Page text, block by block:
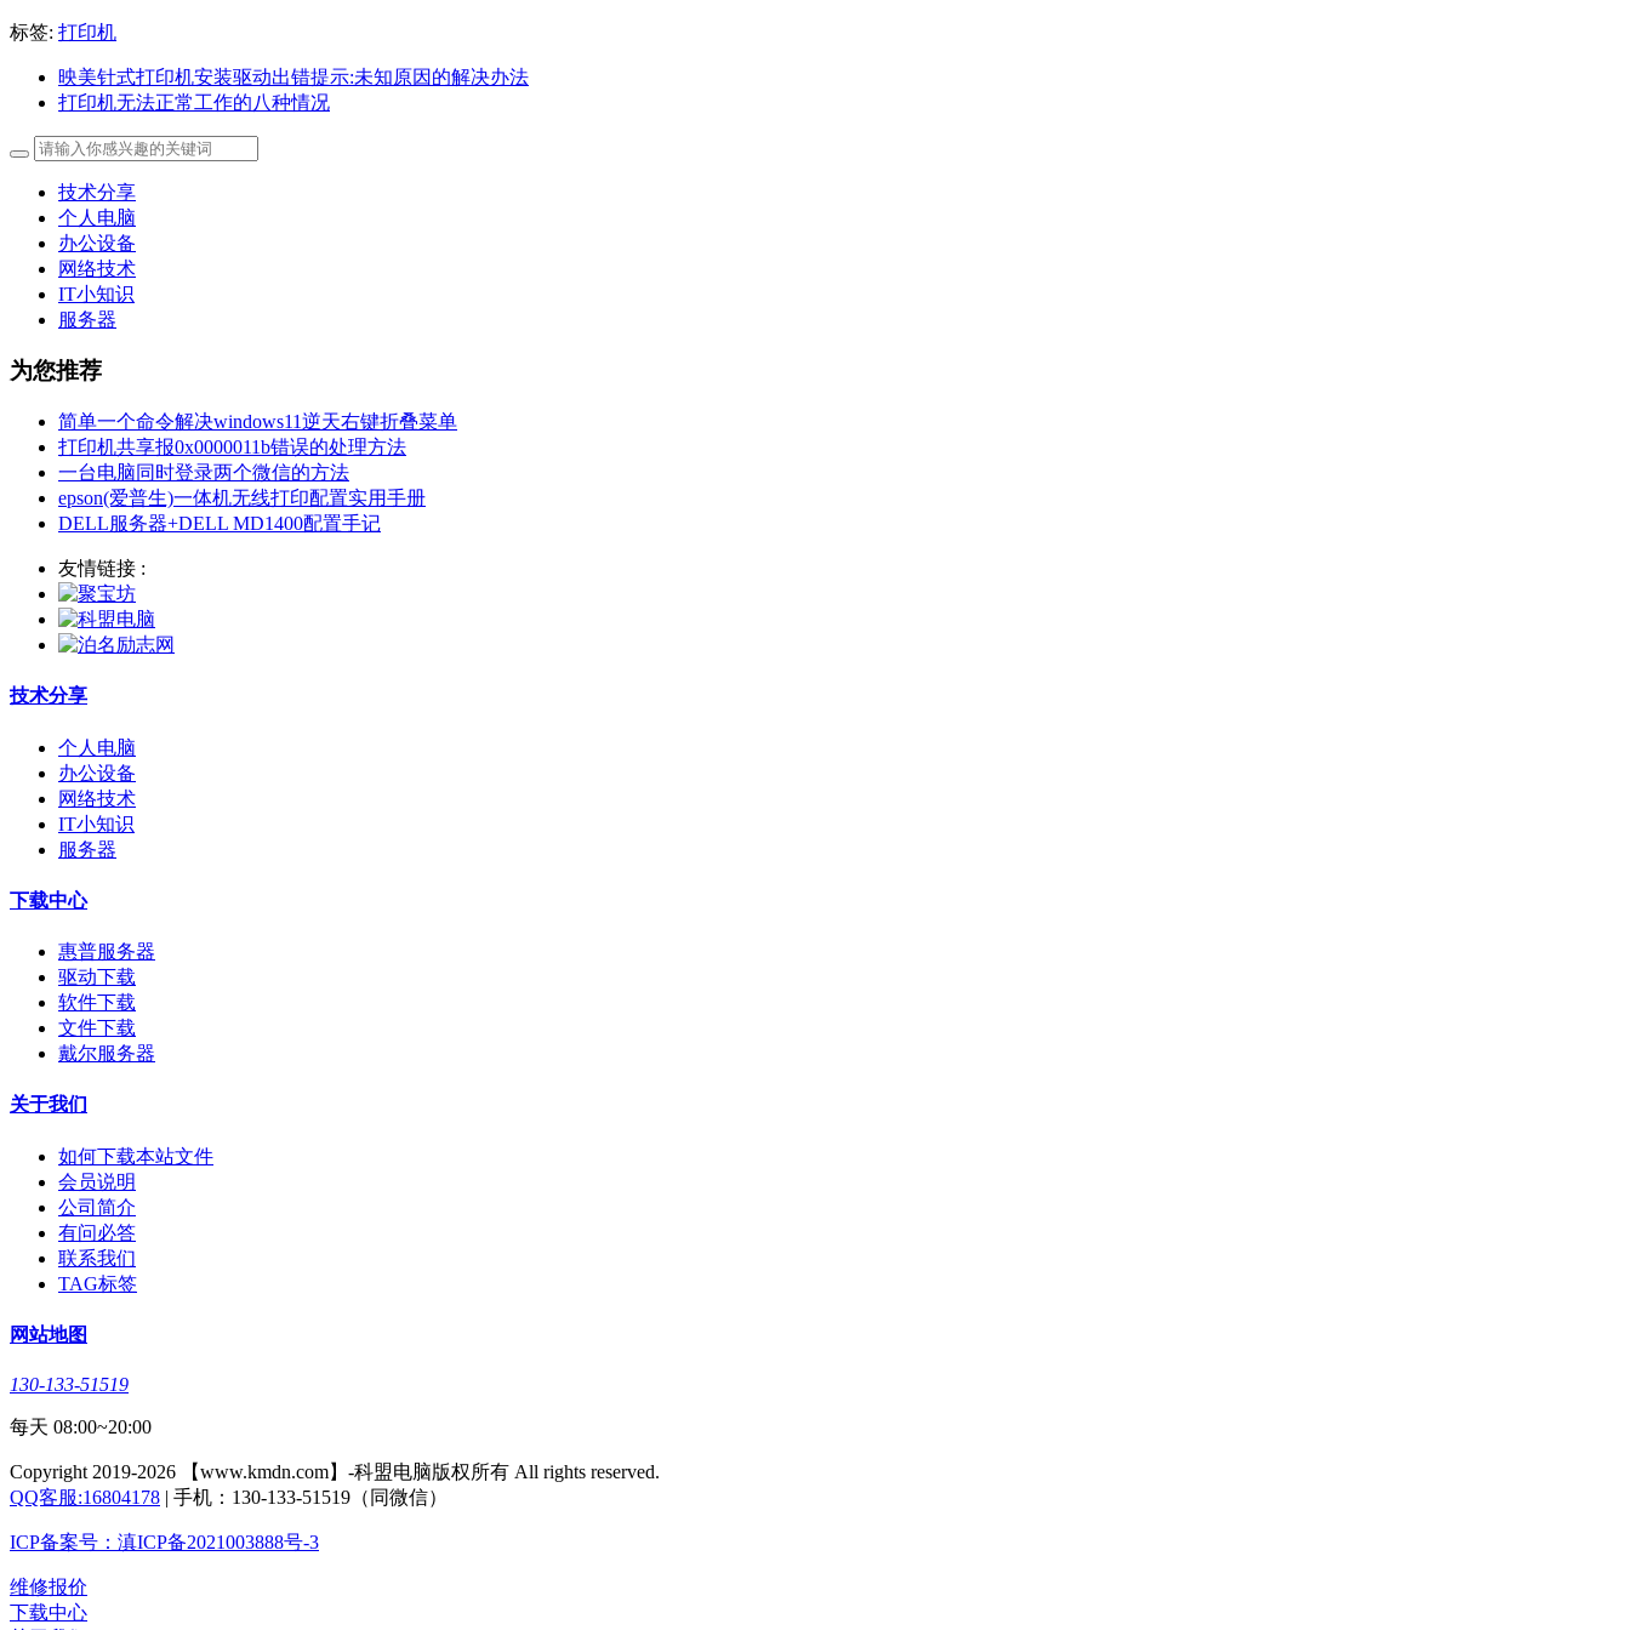
标签: 打印机
映美针式打印机安装驱动出错提示:未知原因的解决办法
打印机无法正常工作的八种情况
技术分享
个人电脑
办公设备
网络技术
IT小知识
服务器
为您推荐
简单一个命令解决windows11逆天右键折叠菜单
打印机共享报0x0000011b错误的处理方法
一台电脑同时登录两个微信的方法
epson(爱普生)一体机无线打印配置实用手册
DELL服务器+DELL MD1400配置手记
友情链接 :
技术分享
个人电脑
办公设备
网络技术
IT小知识
服务器
下载中心
惠普服务器
驱动下载
软件下载
文件下载
戴尔服务器
关于我们
如何下载本站文件
会员说明
公司简介
有问必答
联系我们
TAG标签
网站地图
130-133-51519
每天 08:00~20:00
Copyright 2019-2026 【www.kmdn.com】-科盟电脑版权所有 All rights reserved.
QQ客服:16804178 | 手机：130-133-51519（同微信）
ICP备案号：滇ICP备2021003888号-3
维修报价
下载中心